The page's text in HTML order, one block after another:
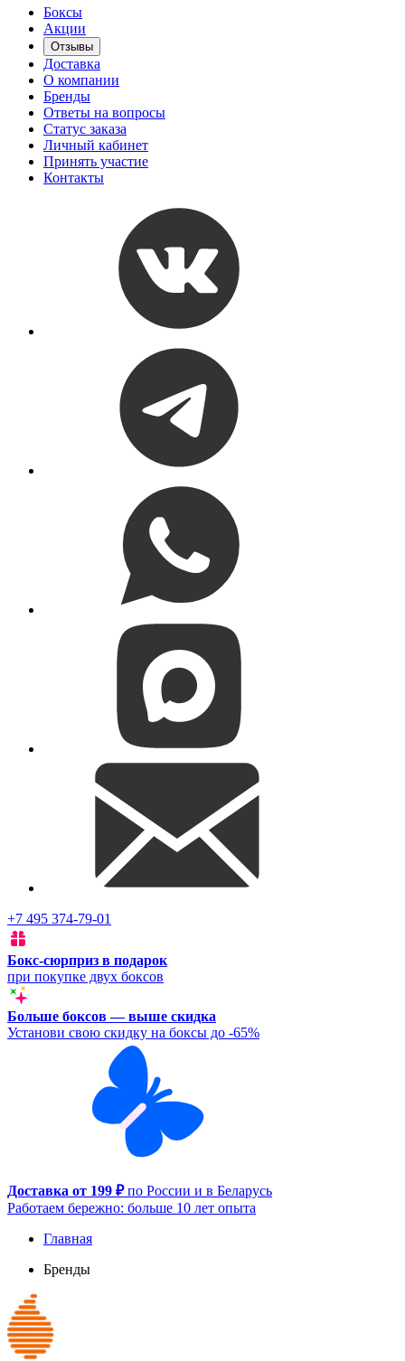
Боксы
Акции
Отзывы
Доставка
О компании
Бренды
Ответы на вопросы
Статус заказа
Личный кабинет
Принять участие
Контакты
+7 495 374-79-01
Бокс-сюрприз в подарок
при покупке двух боксов
Больше боксов — выше скидка
Установи свою скидку на боксы до -65%
Доставка от 199 ₽по России и в Беларусь
Работаем бережно: больше 10 лет опыта
Главная
Бренды